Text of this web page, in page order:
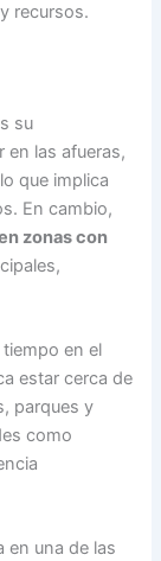
recursos.
su
en las afueras,
que implica
En cambio,
zonas con
en el
estar cerca de
parques y
como
en una de las